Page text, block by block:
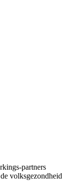
partners
volksgezondheid